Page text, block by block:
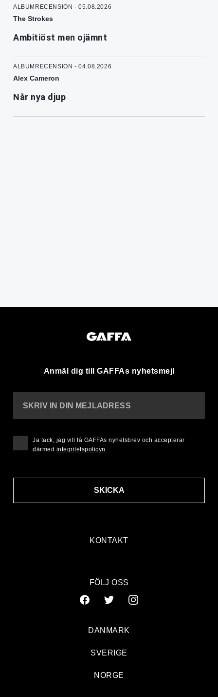
ALBUMRECENSION - 05.08.2026
The Strokes
Ambitiöst men ojämnt
ALBUMRECENSION - 04.08.2026
Alex Cameron
Når nya djup
Anmäl dig till GAFFAs nyhetsmejl
KONTAKT
SKRIV IN DIN MEJLADRESS
SKICKA
Ja tack, jag vill få GAFFAs nyhetsbrev och accepterar
därmed integritetspolicyn
FÖLJ OSS
DANMARK
SVERIGE
NORGE